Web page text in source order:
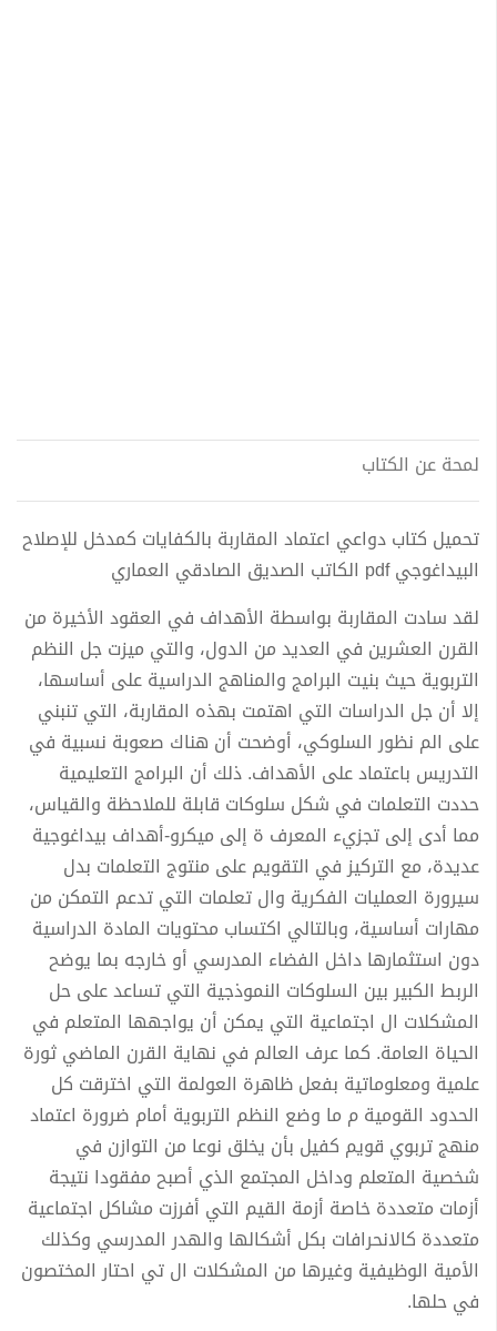
لمحة عن الكتاب
تحميل كتاب دواعي اعتماد المقاربة بالكفايات كمدخل للإصلاح
البيداغوجي pdf الكاتب الصديق الصادقي العماري
لقد سادت المقاربة بواسطة الأهداف في العقود الأخيرة من
القرن العشرين في العديد من الدول، والتي ميزت جل النظم
التربوية حيث بنيت البرامج والمناهج الدراسية على أساسها،
إلا أن جل الدراسات التي اهتمت بهذه المقاربة، التي تنبني
على الم نظور السلوكي، أوضحت أن هناك صعوبة نسبية في
التدريس باعتماد على الأهداف. ذلك أن البرامج التعليمية
حددت التعلمات في شكل سلوكات قابلة للملاحظة والقياس،
مما أدى إلى تجزيء المعرف ة إلى ميكرو-أهداف بيداغوجية
عديدة، مع التركيز في التقويم على منتوج التعلمات بدل
سيرورة العمليات الفكرية وال تعلمات التي تدعم التمكن من
مهارات أساسية، وبالتالي اكتساب محتويات المادة الدراسية
دون استثمارها داخل الفضاء المدرسي أو خارجه بما يوضح
الربط الكبير بين السلوكات النموذجية التي تساعد على حل
المشكلات ال اجتماعية التي يمكن أن يواجهها المتعلم في
الحياة العامة. كما عرف العالم في نهاية القرن الماضي ثورة
علمية ومعلوماتية بفعل ظاهرة العولمة التي اخترقت كل
الحدود القومية م ما وضع النظم التربوية أمام ضرورة اعتماد
منهج تربوي قويم كفيل بأن يخلق نوعا من التوازن في
شخصية المتعلم وداخل المجتمع الذي أصبح مفقودا نتيجة
أزمات متعددة خاصة أزمة القيم التي أفرزت مشاكل اجتماعية
متعددة كالانحرافات بكل أشكالها والهدر المدرسي وكذلك
الأمية الوظيفية وغيرها من المشكلات ال تي احتار المختصون
في حلها.